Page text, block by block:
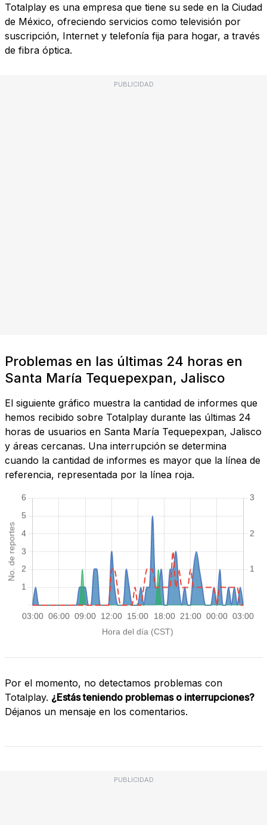
Totalplay es una empresa que tiene su sede en la Ciudad
de México, ofreciendo servicios como televisión por
suscripción, Internet y telefonía fija para hogar, a través
de fibra óptica.
PUBLICIDAD
Problemas en las últimas 24 horas en
Santa María Tequepexpan, Jalisco
El siguiente gráfico muestra la cantidad de informes que
hemos recibido sobre Totalplay durante las últimas 24
horas de usuarios en Santa María Tequepexpan, Jalisco
y áreas cercanas. Una interrupción se determina
cuando la cantidad de informes es mayor que la línea de
referencia, representada por la línea roja.
Por el momento, no detectamos problemas con
Totalplay. ¿Estás teniendo problemas o interrupciones?
Déjanos un mensaje en los comentarios.
PUBLICIDAD